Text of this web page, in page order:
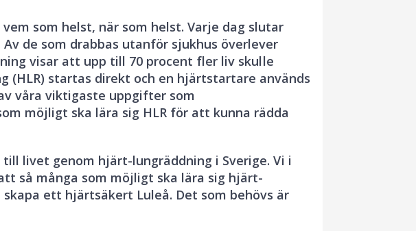
som helst, när som helst. Varje dag slutar
de som drabbas utanför sjukhus överlever
visar att upp till 70 procent fler liv skulle
(HLR) startas direkt och en hjärtstartare används
våra viktigaste uppgifter som
möjligt ska lära sig HLR för att kunna rädda
livet genom hjärt-lungräddning i Sverige. Vi i
så många som möjligt ska lära sig hjärt-
ett hjärtsäkert Luleå. Det som behövs är